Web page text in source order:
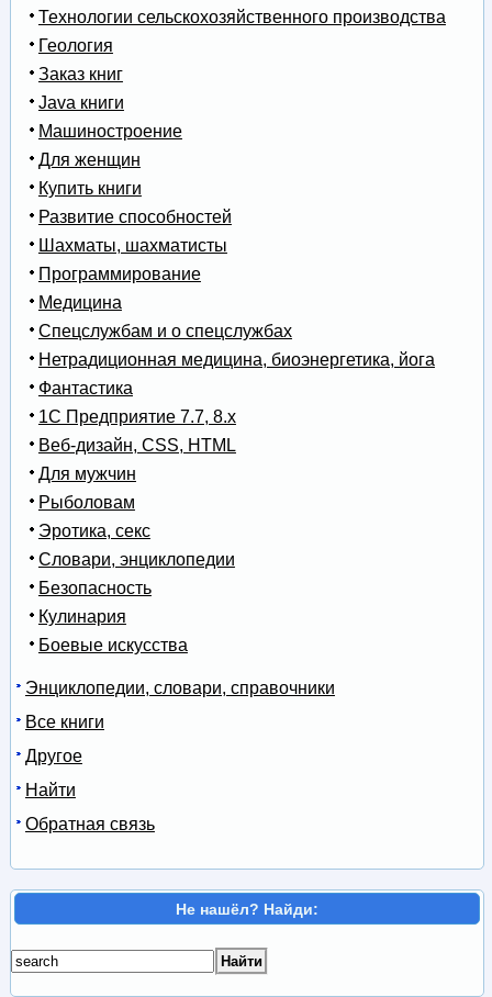
Технологии сельскохозяйственного производства
Геология
Заказ книг
Java книги
Машиностроение
Для женщин
Купить книги
Развитие способностей
Шахматы, шахматисты
Программирование
Медицина
Спецслужбам и о спецслужбах
Нетрадиционная медицина, биоэнергетика, йога
Фантастика
1С Предприятие 7.7, 8.x
Веб-дизайн, CSS, HTML
Для мужчин
Рыболовам
Эротика, секс
Словари, энциклопедии
Безопасность
Кулинария
Боевые искусства
Энциклопедии, словари, справочники
Все книги
Другое
Найти
Обратная связь
Не нашёл? Найди: